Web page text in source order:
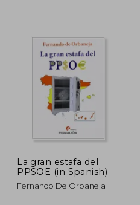
La gran estafa del
PPSOE (in Spanish)
Fernando De Orbaneja